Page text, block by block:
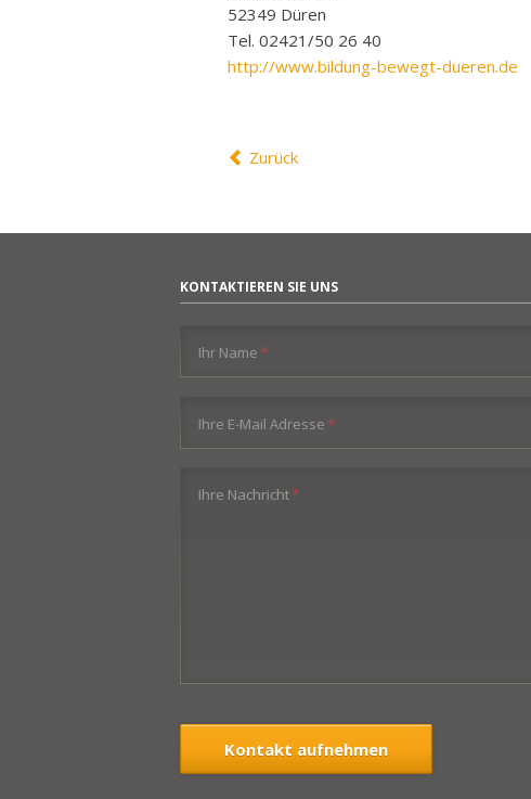
52349 Düren
Tel. 02421/50 26 40
http://www.bildung-bewegt-dueren.de
Zurück
KONTAKTIEREN SIE UNS
Pflichtfeld
Ihr Name*
Pflichtfeld
Ihre E-Mail Adresse*
Pflichtfeld
Ihre Nachricht*
Kontakt aufnehmen